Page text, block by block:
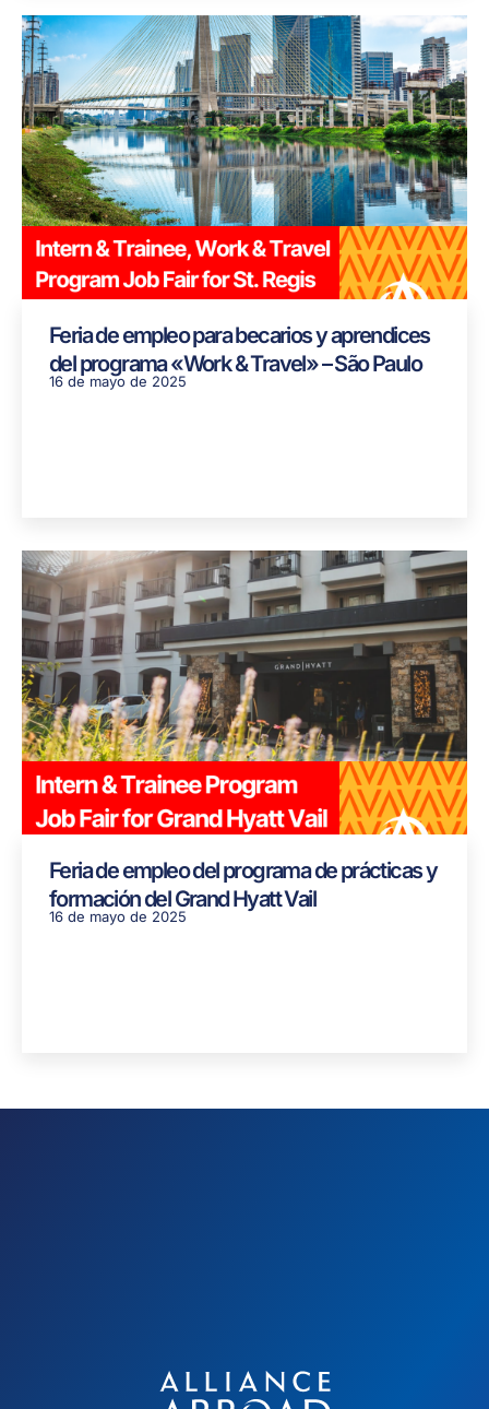
Feria de empleo para becarios y aprendices
del programa «Work & Travel» – São Paulo
16 de mayo de 2025
Feria de empleo del programa de prácticas y
formación del Grand Hyatt Vail
16 de mayo de 2025